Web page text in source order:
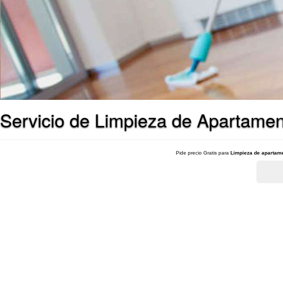
Servicio de Limpieza de
Pide precio Gratis para Limpieza de